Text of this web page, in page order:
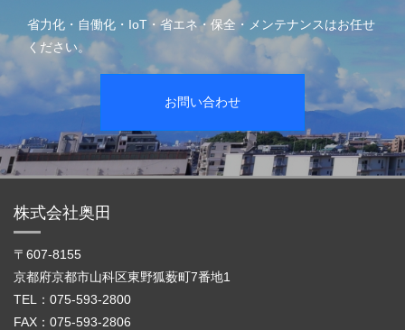
省力化・自働化・IoT・省エネ・保全・メンテナンスはお任せ
ください。
お問い合わせ
株式会社奥田
〒607-8155
京都府京都市山科区東野狐薮町7番地1
TEL：075-593-2800
FAX：075-593-2806